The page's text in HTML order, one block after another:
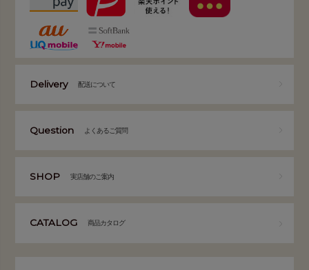
Delivery 配送について
Question よくあるご質問
SHOP 実店舗のご案内
CATALOG 商品カタログ